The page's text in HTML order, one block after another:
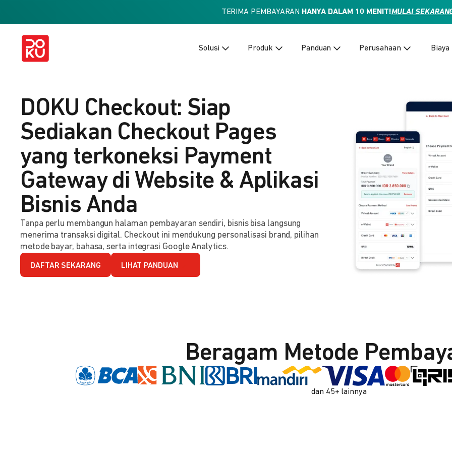
TERIMA PEMBAYARAN HANYA DALAM 10 MENIT!MULAI
Solusi Produk Panduan Perusahaan Biaya
DOKU Checkout: Siap
Sediakan Checkout Pages
yang terkoneksi Payment
Gateway di Website & Aplikasi
Bisnis Anda
Tanpa perlu membangun halaman pembayaran sendiri, bisnis bisa langsung
menerima transaksi digital. Checkout ini mendukung personalisasi brand, pilihan
metode bayar, bahasa, serta integrasi Google Analytics.
DAFTAR SEKARANG LIHAT PANDUAN
Beragam Metode
dan 45+ lainnya